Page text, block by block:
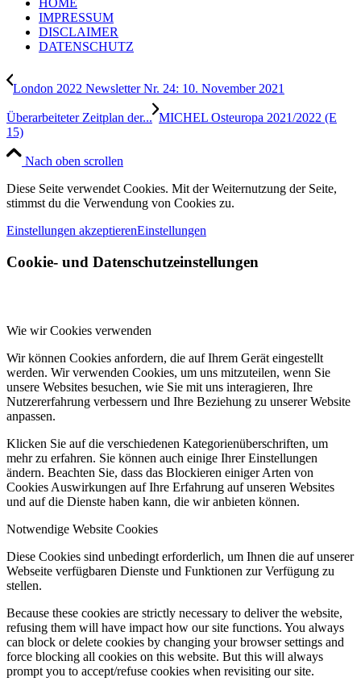
HOME
IMPRESSUM
DISCLAIMER
DATENSCHUTZ
London 2022 Newsletter Nr. 24: 10. November 2021
Überarbeiteter Zeitplan der... MICHEL Osteuropa 2021/2022 (E
15)
Nach oben scrollen
Diese Seite verwendet Cookies. Mit der Weiternutzung der Seite,
stimmst du die Verwendung von Cookies zu.
Einstellungen akzeptierenEinstellungen
Cookie- und Datenschutzeinstellungen
Wie wir Cookies verwenden
Wir können Cookies anfordern, die auf Ihrem Gerät eingestellt
werden. Wir verwenden Cookies, um uns mitzuteilen, wenn Sie
unsere Websites besuchen, wie Sie mit uns interagieren, Ihre
Nutzererfahrung verbessern und Ihre Beziehung zu unserer Website
anpassen.
Klicken Sie auf die verschiedenen Kategorienüberschriften, um
mehr zu erfahren. Sie können auch einige Ihrer Einstellungen
ändern. Beachten Sie, dass das Blockieren einiger Arten von
Cookies Auswirkungen auf Ihre Erfahrung auf unseren Websites
und auf die Dienste haben kann, die wir anbieten können.
Notwendige Website Cookies
Diese Cookies sind unbedingt erforderlich, um Ihnen die auf unserer
Webseite verfügbaren Dienste und Funktionen zur Verfügung zu
stellen.
Because these cookies are strictly necessary to deliver the website,
refusing them will have impact how our site functions. You always
can block or delete cookies by changing your browser settings and
force blocking all cookies on this website. But this will always
prompt you to accept/refuse cookies when revisiting our site.